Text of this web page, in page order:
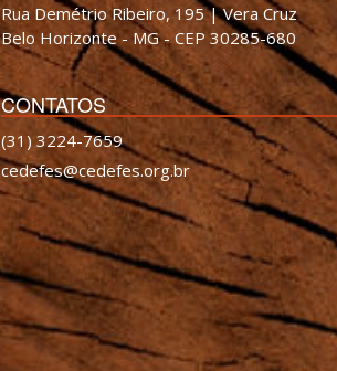
Rua Demétrio Ribeiro, 195 | Vera Cruz
Belo Horizonte - MG - CEP 30285-680
CONTATOS
(31) 3224-7659
cedefes@cedefes.org.br